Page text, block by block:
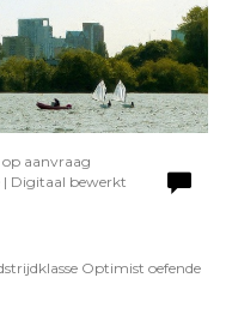
op aanvraag
| Digitaal bewerkt
Optimist oefende